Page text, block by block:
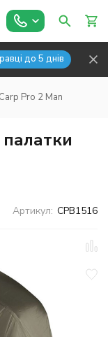
до 5 днів
Pro 2 Man
Артикул: CPB1516